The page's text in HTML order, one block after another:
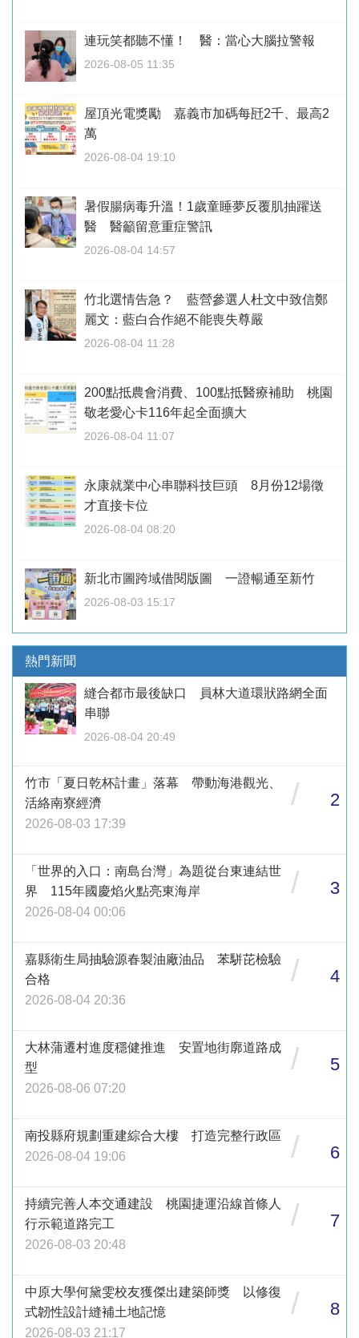
連玩笑都聽不懂！ 醫：當心大腦拉警報
2026-08-05 11:35
屋頂光電獎勵 嘉義市加碼每瓩2千、最高2
萬
2026-08-04 19:10
暑假腸病毒升溫！1歲童睡夢反覆肌抽躍送
醫 醫籲留意重症警訊
2026-08-04 14:57
竹北選情告急？ 藍營參選人杜文中致信鄭
麗文：藍白合作絕不能喪失尊嚴
2026-08-04 11:28
200點抵農會消費、100點抵醫療補助 桃園
敬老愛心卡116年起全面擴大
2026-08-04 11:07
永康就業中心串聯科技巨頭 8月份12場徵
才直接卡位
2026-08-04 08:20
新北市圖跨域借閱版圖 一證暢通至新竹
2026-08-03 15:17
熱門新聞
縫合都市最後缺口 員林大道環狀路網全面
串聯
2026-08-04 20:49
竹市「夏日乾杯計畫」落幕 帶動海港觀光、
活絡南寮經濟
2026-08-03 17:39
/ 2
「世界的入口：南島台灣」為題從台東連結世
界 115年國慶焰火點亮東海岸
2026-08-04 00:06
/ 3
嘉縣衛生局抽驗源春製油廠油品 苯駢芘檢驗
合格
2026-08-04 20:36
/ 4
大林蒲遷村進度穩健推進 安置地街廓道路成
型
2026-08-06 07:20
/ 5
南投縣府規劃重建綜合大樓 打造完整行政區
2026-08-04 19:06
/ 6
持續完善人本交通建設 桃園捷運沿線首條人
行示範道路完工
2026-08-03 20:48
/ 7
中原大學何黛雯校友獲傑出建築師獎 以修復
式韌性設計縫補土地記憶
2026-08-03 21:17
/ 8